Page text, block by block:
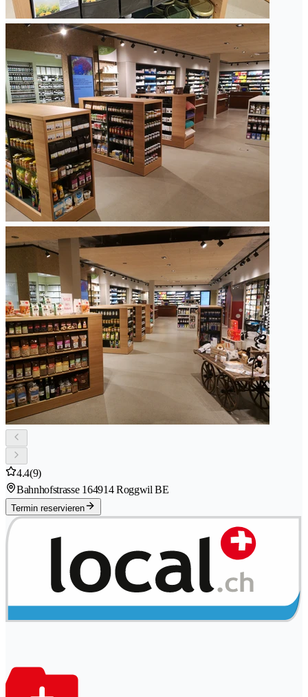
4.4(9)
Bahnhofstrasse 164914 Roggwil BE
Termin reservieren